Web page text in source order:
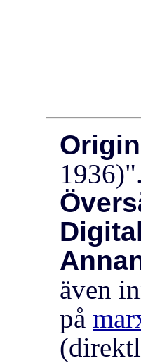
1936)".
även
på